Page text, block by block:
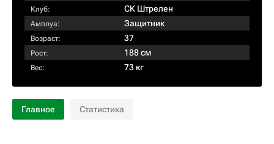
Клуб: СК Штрелен
Амплуа: Защитник
Возраст: 37
Рост: 188 см
Вес: 73 кг
Главное Статистика